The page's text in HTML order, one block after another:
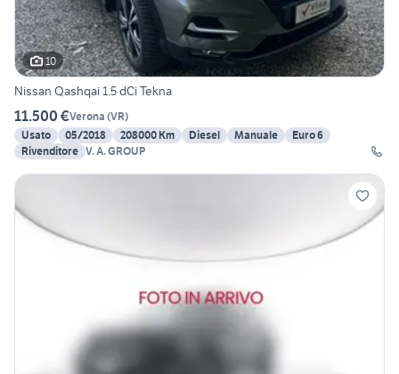
10
Nissan Qashqai 1.5 dCi Tekna
11.500 €Verona (VR)
Usato
05/2018 208000 Km Diesel Manuale
Euro 6
Rivenditore V. A. GROUP